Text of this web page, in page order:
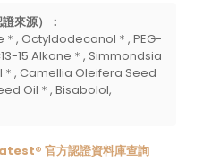
來源）：
, Octyldodecanol＊, PEG-
15 Alkane＊, Simmondsia
, Camellia Oleifera Seed
Oil＊, Bisabolol,
官方認證資料庫查詢